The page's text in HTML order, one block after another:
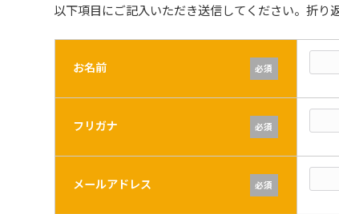
以下項目にご記入いただき送信してください。折
お名前 必須
フリガナ 必須
メールアドレス 必須